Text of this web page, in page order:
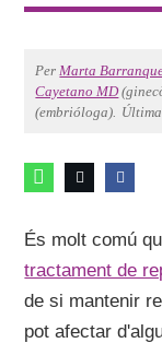
PerMarta
Cayetano MD
(embrióloga).
És molt comú
tractament de
de si mantenir
pot afectar